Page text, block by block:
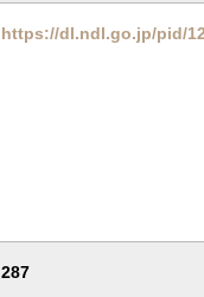
https://dl.ndl.go.jp/pid/
287